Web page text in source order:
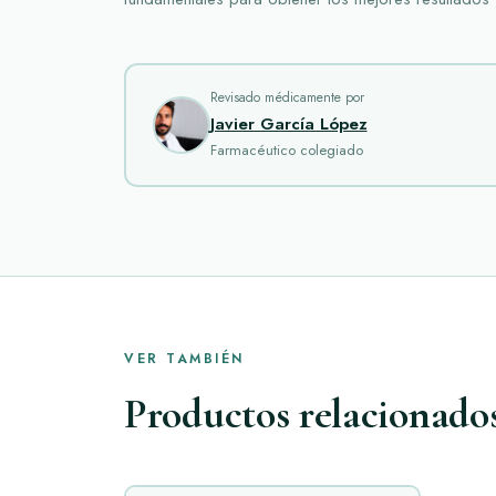
Revisado médicamente por
Javier García López
Farmacéutico colegiado
VER TAMBIÉN
Productos